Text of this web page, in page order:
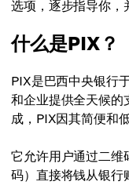
选项，逐步指导你，
什么是PIX？
PIX是巴西中央银行
和企业提供全天候的
成，PIX因其简便和
它允许用户通过二维
码）直接将钱从银行